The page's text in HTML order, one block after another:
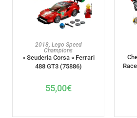
AJOUTER AU PANIER
2018, Lego Speed
Champions
« Scuderia Corsa » Ferrari
488 GT3 (75886)
55,00€